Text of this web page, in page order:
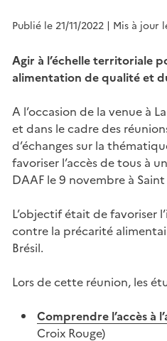
Publié le 21/11/2022 | Mis à jour
Agir à l’échelle territoriale
alimentation de qualité et
A l’occasion de la venue à
et dans le cadre des
d’échanges sur la
favoriser l’accès de tous à
DAAF le 9 novembre à Saint
L’objectif était de favoriser
contre la précarité
Brésil.
Lors de cette réunion, les
Comprendre l’accès à
Croix Rouge)